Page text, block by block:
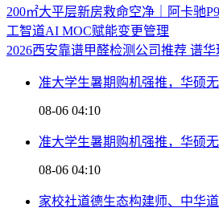
200㎡大平层新房救命空净｜阿卡驰
工智道AI MOC赋能变更管理
2026西安靠谱甲醛检测公司推荐 谱
准大学生暑期购机强推，华硕
08-06 04:10
准大学生暑期购机强推，华硕
08-06 04:10
家校社道德生态构建师、中华